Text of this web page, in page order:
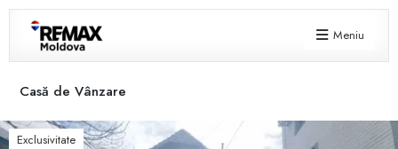
Meniu
Casă de Vânzare
Exclusivitate